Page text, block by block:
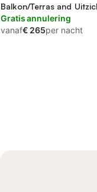
Balkon/Terras and
well as Zwembad
Gratis annulering
vanaf€ 265per nacht